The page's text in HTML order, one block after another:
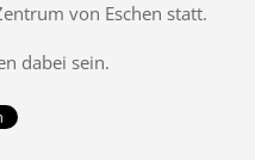
von Eschen statt.
dabei sein.